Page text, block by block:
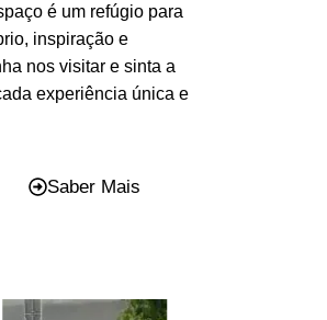
é um refúgio para
inspiração e
nos visitar e sinta a
experiência única e
Saber Mais